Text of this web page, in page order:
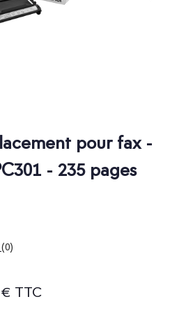
pour fax -
- 235 pages
(0)
€ TTC